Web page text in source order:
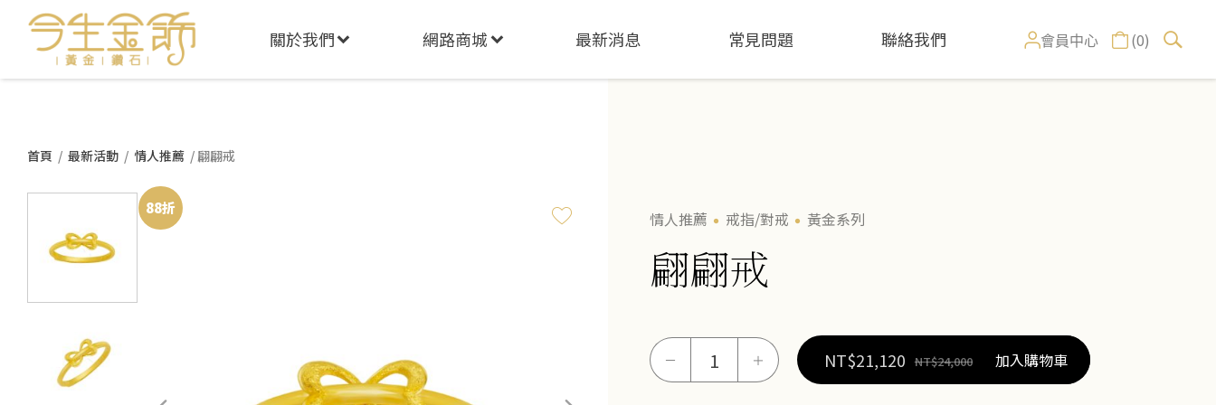
關於我們 網路商城 最新消息 常見問題 聯絡我們 會員中心 (0)
首頁 / 最新活動 / 情人推薦 / 翩翩戒
88折
情人推薦 戒指/對戒 黃金系列
翩翩戒
－ ＋ NT$21,120 NT$24,000 加入購物車